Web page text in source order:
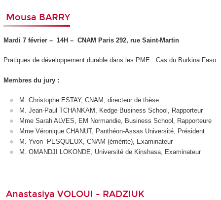
Mousa BARRY
Mardi 7 février –14H – CNAM Paris 292, rue Saint-Martin
Pratiques de développement durable dans les PME : Cas du Burkina Faso
Membres du jury :
M. Christophe ESTAY, CNAM, directeur de thèse
M. Jean-Paul TCHANKAM, Kedge Business School, Rapporteur
Mme Sarah ALVES, EM Normandie, Business School, Rapporteure
Mme Véronique CHANUT, Panthéon-Assas Université, Président
M. Yvon PESQUEUX, CNAM (émérite), Examinateur
M. OMANDJI LOKONDE, Université de Kinshasa, Examinateur
Anastasiya VOLOUI - RADZIUK